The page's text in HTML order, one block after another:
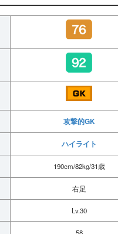
攻撃的GK
ハイライト
190cm/82kg/31歳
右足
Lv.30